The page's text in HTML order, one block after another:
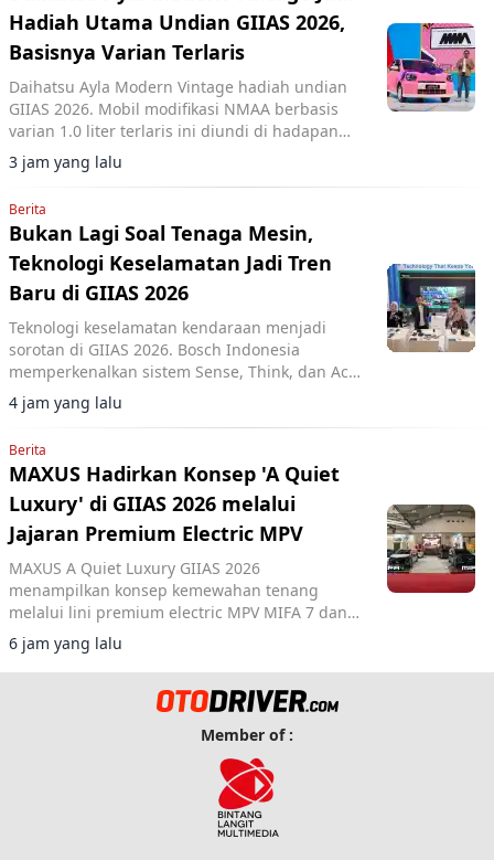
Hadiah Utama Undian GIIAS 2026,
Basisnya Varian Terlaris
Daihatsu Ayla Modern Vintage hadiah undian
GIIAS 2026. Mobil modifikasi NMAA berbasis
varian 1.0 liter terlaris ini diundi di hadapan
pengunjung dan dimenangkan konsumen dari
Lampung.
3 jam yang lalu
Berita
Bukan Lagi Soal Tenaga Mesin,
Teknologi Keselamatan Jadi Tren
Baru di GIIAS 2026
Teknologi keselamatan kendaraan menjadi
sorotan di GIIAS 2026. Bosch Indonesia
memperkenalkan sistem Sense, Think, dan Act
yang membantu pengemudi.
4 jam yang lalu
Berita
MAXUS Hadirkan Konsep 'A Quiet
Luxury' di GIIAS 2026 melalui
Jajaran Premium Electric MPV
MAXUS A Quiet Luxury GIIAS 2026
menampilkan konsep kemewahan tenang
melalui lini premium electric MPV MIFA 7 dan
MIFA 9 di ICE BSD City.
6 jam yang lalu
Member of :